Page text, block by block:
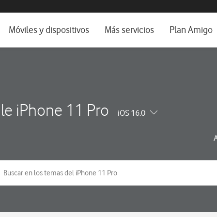
e idioma
Móviles y dispositivos Más servicios Plan Amigo
iPhone 11 Pro iOS 16.0